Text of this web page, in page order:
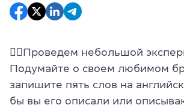
✍🏼Проведем небольшой
Подумайте о своем любимом
запишите пять слов на
бы вы его описали или